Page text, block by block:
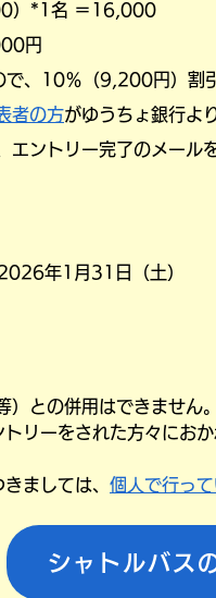
）*1名 ＝16,000
円
で、10％（9,200円）割
者の方がゆうちょ銀行よ
エントリー完了のメール
年1月31日（土）
との併用はできません。
リーをされた方々にお
ましては、 個人で行っ
シャトルバス